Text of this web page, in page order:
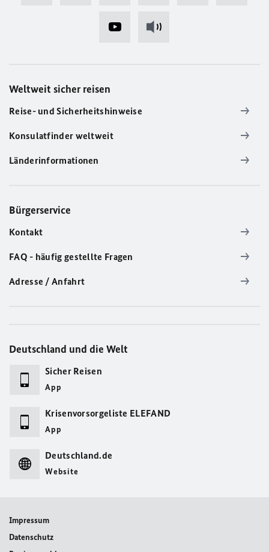
Weltweit sicher reisen
Reise- und Sicherheitshinweise
Konsulatfinder weltweit
Länderinformationen
Bürgerservice
Kontakt
FAQ - häufig gestellte Fragen
Adresse / Anfahrt
Deutschland und die Welt
Sicher Reisen
App
Krisenvorsorgeliste ELEFAND
App
Deutschland.de
Website
Impressum
Datenschutz